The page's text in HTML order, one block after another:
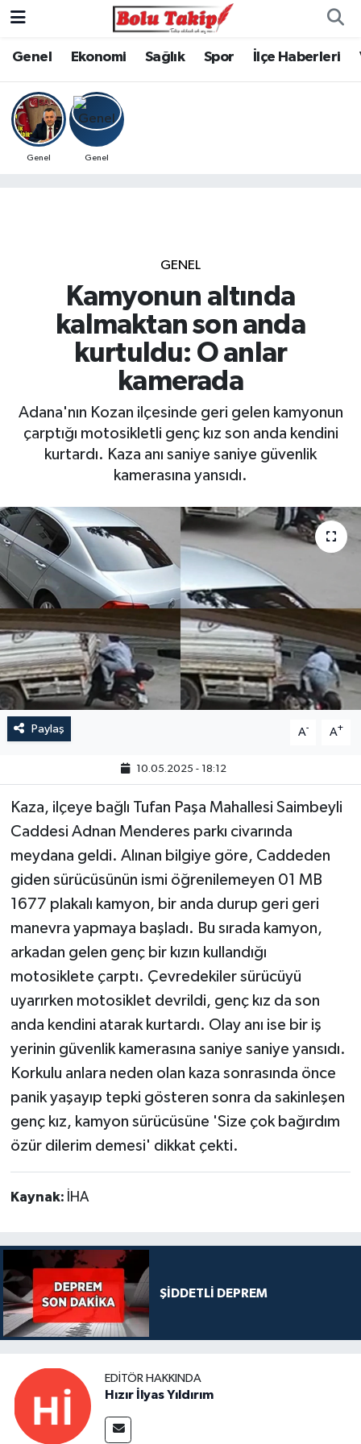
Genel Ekonomi Sağlık Spor İlçe Haberleri
Genel Genel
GENEL
Kamyonun altında
kalmaktan son anda
kurtuldu: O anlar
kamerada
Adana'nın Kozan ilçesinde geri gelen kamyonun
çarptığı motosikletli genç kız son anda kendini
kurtardı. Kaza anı saniye saniye güvenlik
kamerasına yansıdı.
Paylaş A- A+
10.05.2025 - 18:12
Kaza, ilçeye bağlı Tufan Paşa Mahallesi Saimbeyli
Caddesi Adnan Menderes parkı civarında
meydana geldi. Alınan bilgiye göre, Caddeden
giden sürücüsünün ismi öğrenilemeyen 01 MB
1677 plakalı kamyon, bir anda durup geri geri
manevra yapmaya başladı. Bu sırada kamyon,
arkadan gelen genç bir kızın kullandığı
motosiklete çarptı. Çevredekiler sürücüyü
uyarırken motosiklet devrildi, genç kız da son
anda kendini atarak kurtardı. Olay anı ise bir iş
yerinin güvenlik kamerasına saniye saniye yansıdı.
Korkulu anlara neden olan kaza sonrasında önce
panik yaşayıp tepki gösteren sonra da sakinleşen
genç kız, kamyon sürücüsüne 'Size çok bağırdım
özür dilerim demesi' dikkat çekti.
Kaynak: İHA
ŞİDDETLİ DEPREM
EDITÖR HAKKINDA
Hızır İlyas Yıldırım